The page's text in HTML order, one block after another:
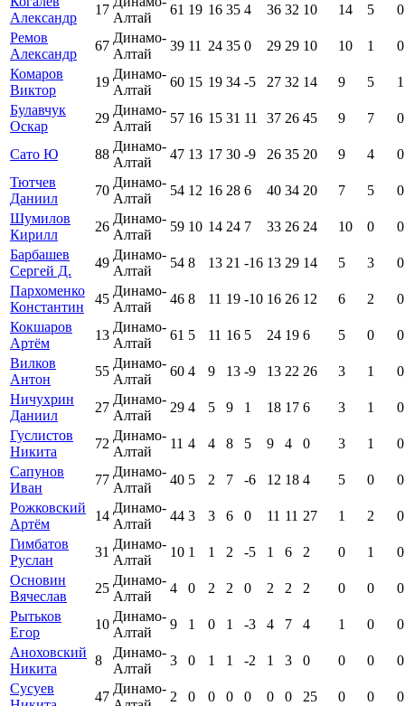
Александр
17
Алтай
61 19 16 35 4 36 32 10 14 5
0
Ремов
Александр
67
Динамо-
Алтай
39 11 24 35 0 29 29 10 10 1
0
Комаров
Виктор
19
Динамо-
Алтай
60 15 19 34 -5 27 32 14 9 5
1
Булавчук
Оскар
29
Динамо-
Алтай
57 16 15 31 11 37 26 45 9 7 0
Сато Ю 88
Динамо-
Алтай
47 13 17 30 -9 26 35 20 9 4
0
Тютчев
Даниил
70
Динамо-
Алтай
54 12 16 28 6 40 34 20 7 5
0
Шумилов
Кирилл
26
Динамо-
Алтай
59 10 14 24 7 33 26 24 10 0
0
Барбашев
Сергей Д.
49
Динамо-
Алтай
54 8 13 21 -16 13 29 14 5 3
0
Пархоменко
Константин
45
Динамо-
Алтай
46 8 11 19 -10 16 26 12 6 2
0
Кокшаров
Артём
13
Динамо-
Алтай
61 5 11 16 5 24 19 6 5 0
0
Вилков
Антон
55
Динамо-
Алтай
60 4 9 13 -9 13 22 26 3 1
0
Ничухрин
Даниил
27
Динамо-
Алтай
29 4 5 9 1 18 17 6 3 1
0
Гуслистов
Никита
72
Динамо-
Алтай
11 4 4 8 5 9 4 0 3 1
0
Сапунов
Иван
77
Динамо-
Алтай
40 5 2 7 -6 12 18 4 5 0
0
Рожковский
Артём
14
Динамо-
Алтай
44 3 3 6 0 11 11 27 1 2
0
Гимбатов
Руслан
31
Динамо-
Алтай
10 1 1 2 -5 1 6 2 0 1
0
Основин
Вячеслав
25
Динамо-
Алтай
4 0 2 2 0 2 2 2 0 0
0
Рытьков
Егор
10
Динамо-
Алтай
9 1 0 1 -3 4 7 4 1 0
0
Аноховский
Никита
8
Динамо-
Алтай
3 0 1 1 -2 1 3 0 0 0
0
Сусуев
47
Динамо-
2 0 0 0 0 0 0 25 0 0
0